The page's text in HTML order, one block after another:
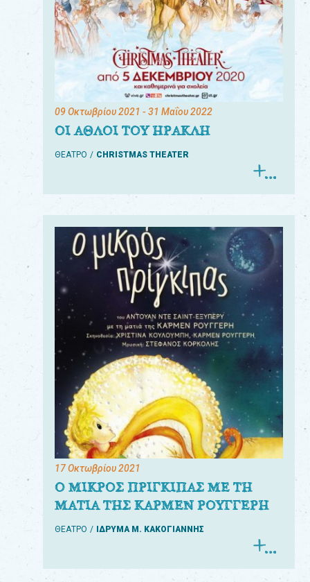
09 Οκτωβρίου 2021 - 31 Μαΐου 2022
ΟΙ ΑΘΛΟΙ ΤΟΥ ΗΡΑΚΛΗ
ΘΕΑΤΡΟ CHRISTMAS THEATER
17 Οκτωβρίου 2021
Ο ΜΙΚΡΟΣ ΠΡΙΓΚΙΠΑΣ ΜΕ ΤΗ
ΜΑΤΙΑ ΤΗΣ ΚΑΡΜΕΝ ΡΟΥΓΓΕΡΗ
ΘΕΑΤΡΟ ΙΔΡΥΜΑ Μ. ΚΑΚΟΓΙΑΝΝΗΣ